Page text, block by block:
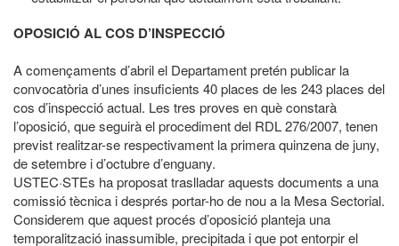
OPOSICIÓ AL COS D’INSPECCIÓ
A començaments d’abril el Departament pretén publicar la
convocatòria d’unes insuficients 40 places de les 243 places del
cos d’inspecció actual. Les tres proves en què constarà
l’oposició, que seguirà el procediment del RDL 276/2007, tenen
previst realitzar-se respectivament la primera quinzena de juny,
de setembre i d’octubre d’enguany.
USTEC·STEs ha proposat traslladar aquests documents a una
comissió tècnica i després portar-ho de nou a la Mesa Sectorial.
Considerem que aquest procés d’oposició planteja una
temporalització inassumible, precipitada i que pot entorpir el